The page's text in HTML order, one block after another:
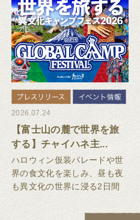
2026.07.24
【富士山の麓で世界を旅
する】チャイハネ主...
ハロウィン仮装パレードや世
界の食文化を楽しみ、昼も夜
も異文化の世界に浸る2日間